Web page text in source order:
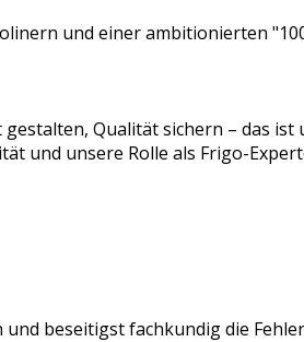
und einer ambitionierten
Qualität sichern – das ist
und unsere Rolle als Frigo-
beseitigst fachkundig die Fehler